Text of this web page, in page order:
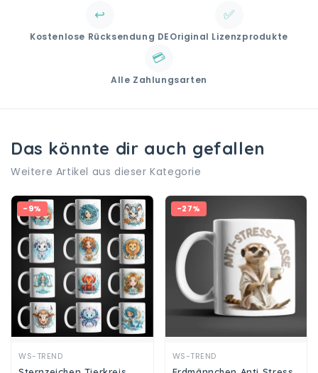
↩️
Kostenlose Rücksendung DE
✅
Original Lizenzprodukte
💳
Alle Zahlungsarten
Das könnte dir auch gefallen
Weitere Artikel aus dieser Kategorie
-9%
Ansehen
WS-TREND
-27%
Ansehen
WS-TREND